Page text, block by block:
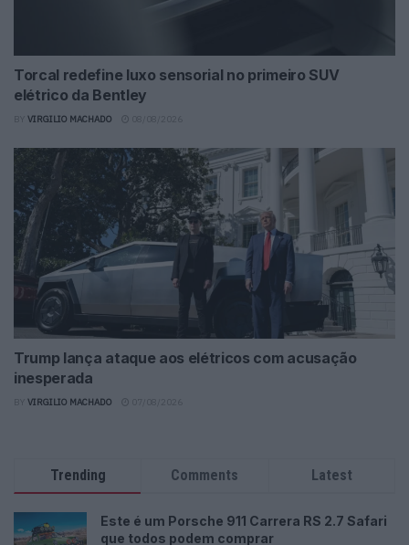
Torcal redefine luxo sensorial no primeiro SUV
elétrico da Bentley
VIRGILIO MACHADO
Trump lança ataque aos elétricos com acusação
inesperada
VIRGILIO MACHADO
Trending Comments Latest
Este é um Porsche 911 Carrera RS 2.7 Safari
que todos podem comprar